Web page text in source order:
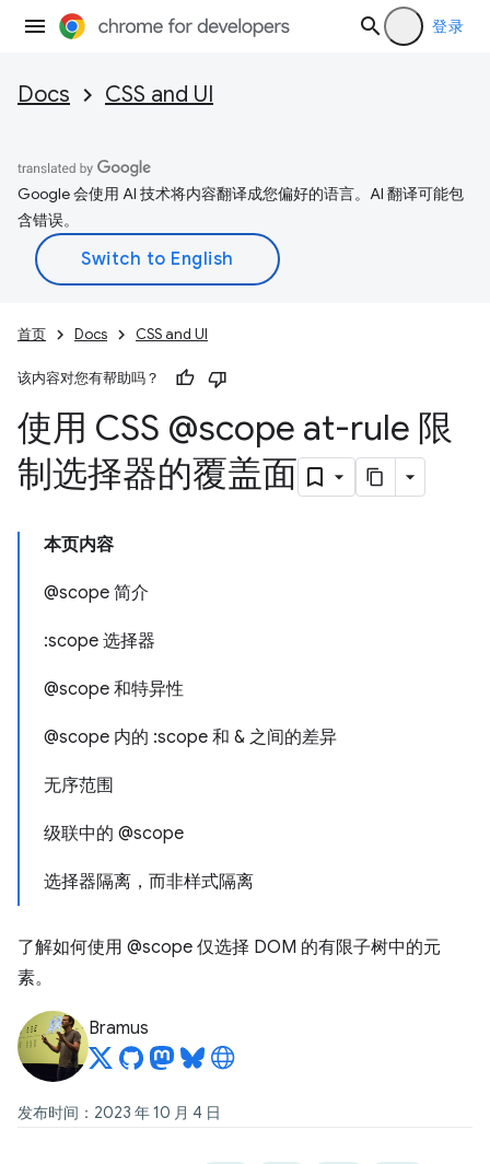
登录
Docs CSS and UI
Google 会使用 AI 技术将内容翻译成您偏好的语言。AI 翻译可能包
含错误。
首页 Docs CSS and UI
该内容对您有帮助吗？
使用 CSS @scope at-rule 限
制选择器的覆盖面
本页内容
@scope 简介
:scope 选择器
@scope 和特异性
@scope 内的 :scope 和 & 之间的差异
无序范围
级联中的 @scope
选择器隔离，而非样式隔离
了解如何使用 @scope 仅选择 DOM 的有限子树中的元
素。
Bramus
发布时间：2023 年 10 月 4 日